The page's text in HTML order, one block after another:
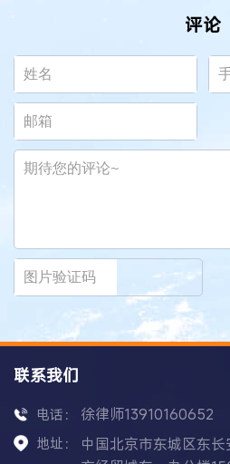
评论
联系我们
电话： 徐律师13910160652
地址：
中国北京市东城区东